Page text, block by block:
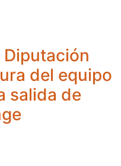
Diputación
del equipo
salida de